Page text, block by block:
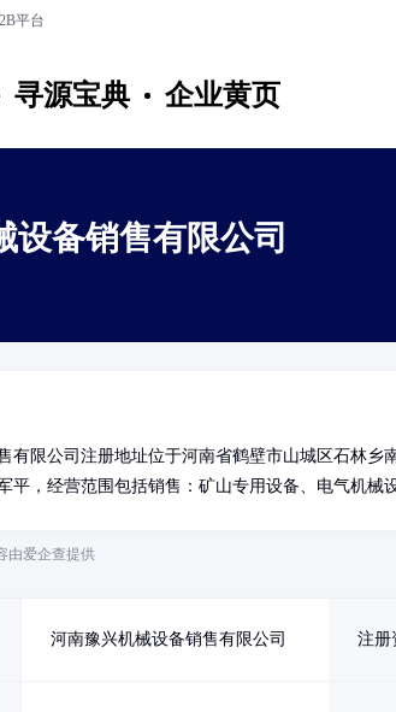
平台
寻源宝典 企业黄页
设备销售有限公司
有限公司注册地址位于河南省鹤壁市山城区石林
平，经营范围包括销售：矿山专用设备、电气机械
由爱企查提供
河南豫兴机械设备销售有限公司 注册